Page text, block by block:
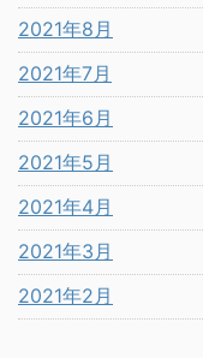
2021年8月
2021年7月
2021年6月
2021年5月
2021年4月
2021年3月
2021年2月